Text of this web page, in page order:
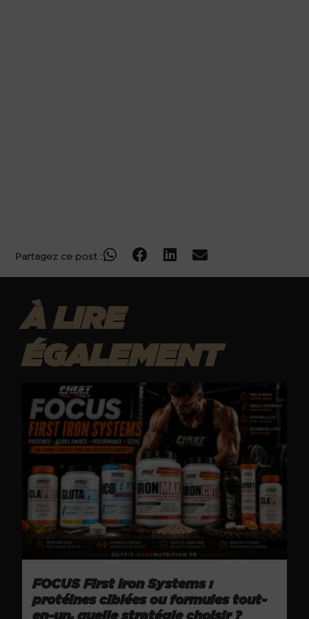
Partagez ce post :
À LIRE
ÉGALEMENT
FOCUS First Iron Systems :
protéines ciblées ou formules tout-